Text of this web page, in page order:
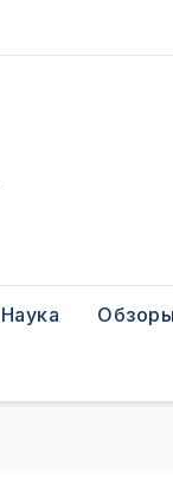
Наука Обзоры